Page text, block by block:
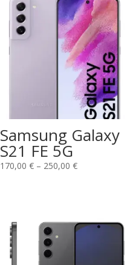
Samsung Galaxy
S21 FE 5G
170,00 €– 250,00 €